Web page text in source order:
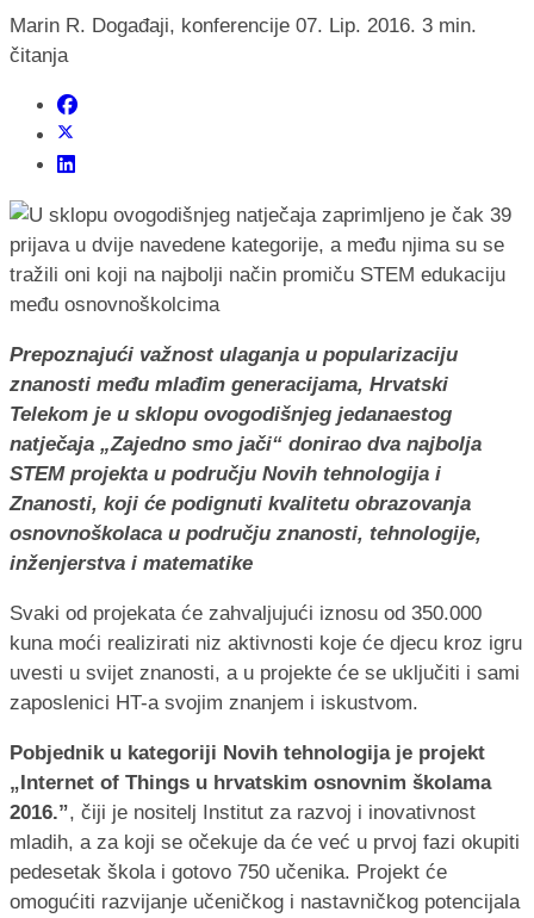
Marin R. Događaji, konferencije 07. Lip. 2016. 3 min.
čitanja
Prepoznajući važnost ulaganja u popularizaciju
znanosti među mlađim generacijama, Hrvatski
Telekom je u sklopu ovogodišnjeg jedanaestog
natječaja „Zajedno smo jači“ donirao dva najbolja
STEM projekta u području Novih tehnologija i
Znanosti, koji će podignuti kvalitetu obrazovanja
osnovnoškolaca u području znanosti, tehnologije,
inženjerstva i matematike
Svaki od projekata će zahvaljujući iznosu od 350.000
kuna moći realizirati niz aktivnosti koje će djecu kroz igru
uvesti u svijet znanosti, a u projekte će se uključiti i sami
zaposlenici HT-a svojim znanjem i iskustvom.
Pobjednik u kategoriji Novih tehnologija je projekt
„Internet of Things u hrvatskim osnovnim školama
2016.”, čiji je nositelj Institut za razvoj i inovativnost
mladih, a za koji se očekuje da će već u prvoj fazi okupiti
pedesetak škola i gotovo 750 učenika. Projekt će
omogućiti razvijanje učeničkog i nastavničkog potencijala